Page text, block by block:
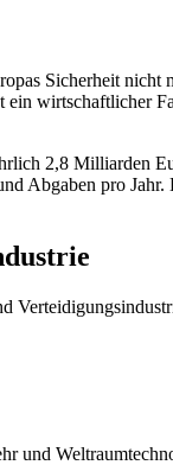
Sicherheit
wirtschaftlicher
2,8 Milliarden
Abgaben pro
und